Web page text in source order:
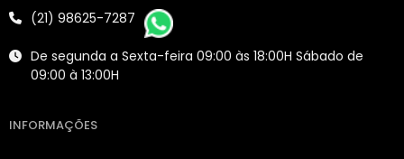
(21) 98625-7287
De segunda a Sexta-feira 09:00 às 18:00H Sábado de
09:00 à 13:00H
INFORMAÇÕES